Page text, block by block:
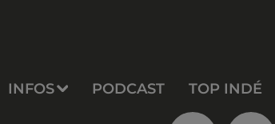
INFOS PODCAST TOP INDÉ